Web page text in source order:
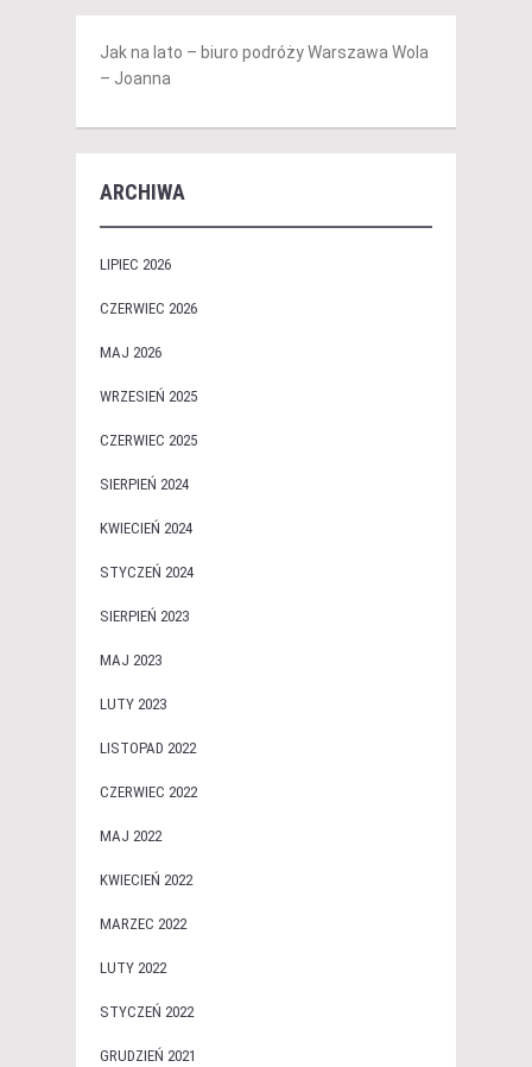
Jak na lato – biuro podróży Warszawa Wola
– Joanna
ARCHIWA
LIPIEC 2026
CZERWIEC 2026
MAJ 2026
WRZESIEŃ 2025
CZERWIEC 2025
SIERPIEŃ 2024
KWIECIEŃ 2024
STYCZEŃ 2024
SIERPIEŃ 2023
MAJ 2023
LUTY 2023
LISTOPAD 2022
CZERWIEC 2022
MAJ 2022
KWIECIEŃ 2022
MARZEC 2022
LUTY 2022
STYCZEŃ 2022
GRUDZIEŃ 2021